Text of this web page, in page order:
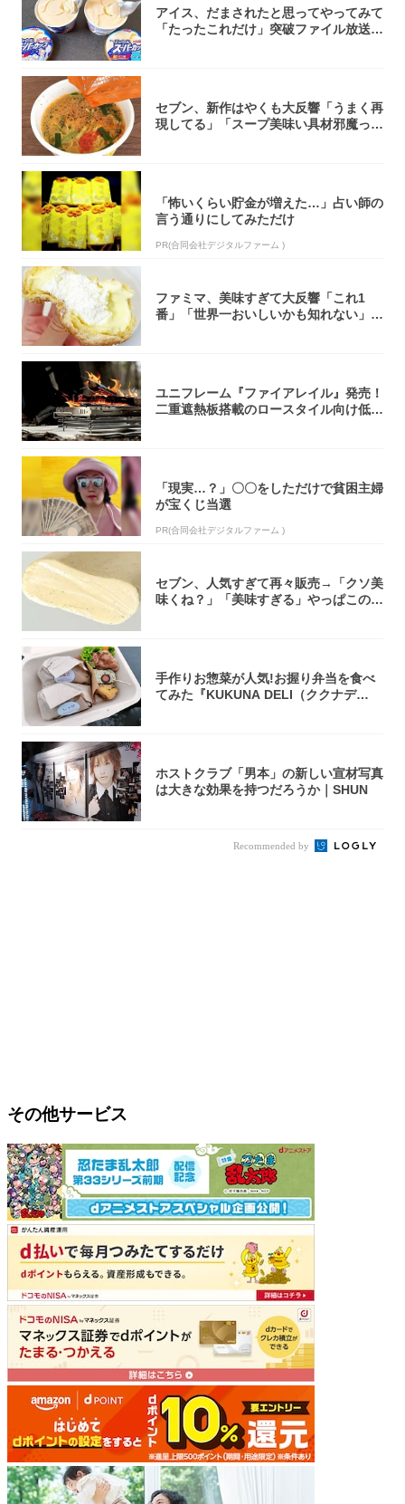
アイス、だまされたと思ってやってみて
「たったこれだけ」突破ファイル放送で
セブン、新作はやくも大反響「うまく再
現してる」「スープ美味い具材邪魔って
「怖いくらい貯金が増えた…」占い師の
言う通りにしてみただけ
PR(合同会社デジタルファーム )
ファミマ、美味すぎて大反響「これ1
番」「世界一おいしいかも知れない」
ユニフレーム『ファイアレイル』発売！
二重遮熱板搭載のロースタイル向け低型
「現実…？」〇〇をしただけで貧困主婦
が宝くじ当選
PR(合同会社デジタルファーム )
セブン、人気すぎて再々販売→「クソ美
味くね？」「美味すぎる」やっぱこのク
手作りお惣菜が人気!お握り弁当を食べ
てみた『KUKUNA DELI（ククナデ
ホストクラブ「男本」の新しい宣材写真
は大きな効果を持つだろうか｜SHUN
Recommended by
その他サービス